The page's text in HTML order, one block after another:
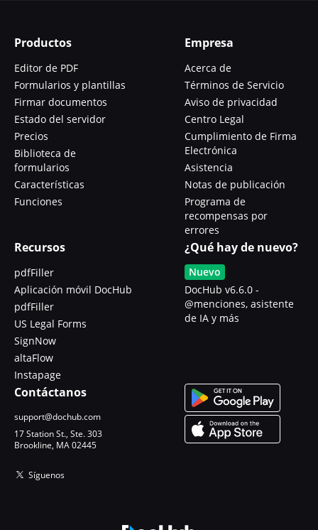
Productos
Editor de PDF
Formularios y plantillas
Firmar documentos
Estado del servidor
Precios
Biblioteca de
formularios
Características
Funciones
Empresa
Acerca de
Términos de Servicio
Aviso de privacidad
Centro Legal
Cumplimiento de Firma
Electrónica
Asistencia
Notas de publicación
Programa de
recompensas por
errores
Recursos
pdfFiller
Aplicación móvil DocHub
pdfFiller
US Legal Forms
SignNow
altaFlow
Instapage
¿Qué hay de nuevo?
Nuevo
DocHub v6.6.0 -
@menciones, asistente
de IA y más
Contáctanos
support@dochub.com
17 Station St., Ste. 303
Brookline, MA 02445
Síguenos